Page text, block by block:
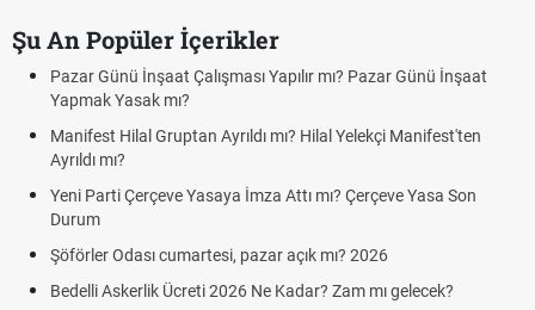
Şu An Popüler İçerikler
Pazar Günü İnşaat Çalışması Yapılır mı? Pazar Günü İnşaat
Yapmak Yasak mı?
Manifest Hilal Gruptan Ayrıldı mı? Hilal Yelekçi Manifest'ten
Ayrıldı mı?
Yeni Parti Çerçeve Yasaya İmza Attı mı? Çerçeve Yasa Son
Durum
Şöförler Odası cumartesi, pazar açık mı? 2026
Bedelli Askerlik Ücreti 2026 Ne Kadar? Zam mı gelecek?